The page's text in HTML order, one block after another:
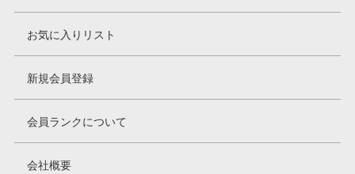
お気に入りリスト
新規会員登録
会員ランクについて
会社概要